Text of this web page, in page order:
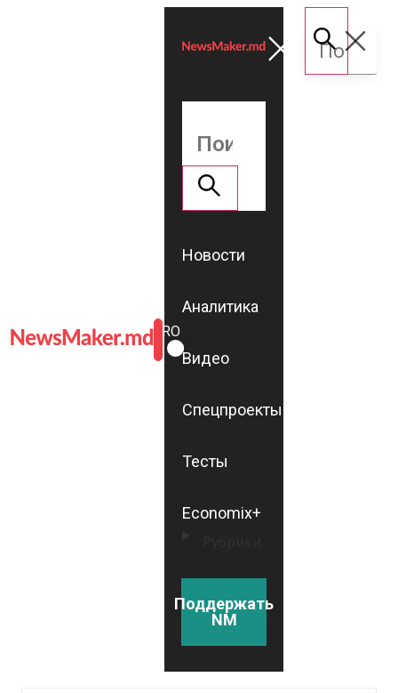
ROMÂNĂ
RU
Новости
Аналитика
Видео
Спецпроекты
Тесты
Economix+
Поддержать
NM